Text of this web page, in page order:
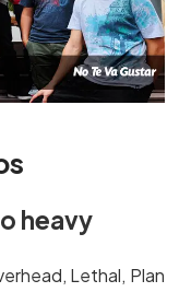
heavy
Lethal, Plan